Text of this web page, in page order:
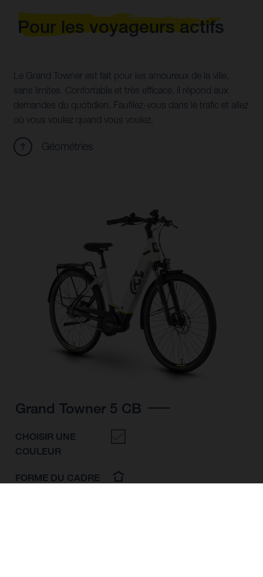
Pour les voyageurs actifs
Le Grand Towner est fait pour les amoureux de la ville,
sans limites. Confortable et très efficace, il répond aux
demandes du quotidien. Faufilez-vous dans le trafic et allez
où vous voulez quand vous voulez.
Géométries
Grand Towner 5 CB
CHOISIR UNE
COULEUR
FORME DU CADRE